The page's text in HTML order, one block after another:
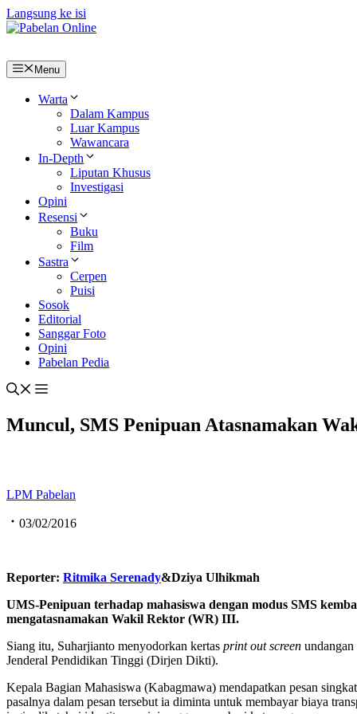
Langsung ke isi
Menu
Warta
Dalam Kampus
Luar Kampus
Wawancara
In-Depth
Liputan Khusus
Investigasi
Opini
Resensi
Buku
Film
Sastra
Cerpen
Puisi
Sosok
Editorial
Sanggar Foto
Opini
Pabelan Pedia
Muncul, SMS Penipuan Atasnamakan
LPM Pabelan
03/02/2016
Reporter: Ritmika Serenady&Dziya Ulhikmah
UMS-Penipuan terhadap mahasiswa dengan modus SMS
mengatasnamakan Wakil Rektor (WR) III.
Siang itu, Suharjianto menyodorkan kertas print out screen
Jenderal Pendidikan Tinggi (Dirjen Dikti).
Kepala Bagian Mahasiswa (Kabagmawa) mendapatkan pesan
pasalnya dalam pesan tersebut ia diminta untuk membayar biaya